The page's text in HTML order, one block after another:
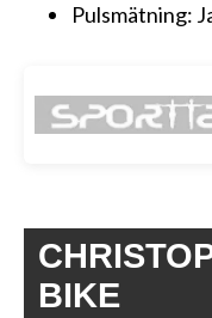
Pulsmätning:
BIKE